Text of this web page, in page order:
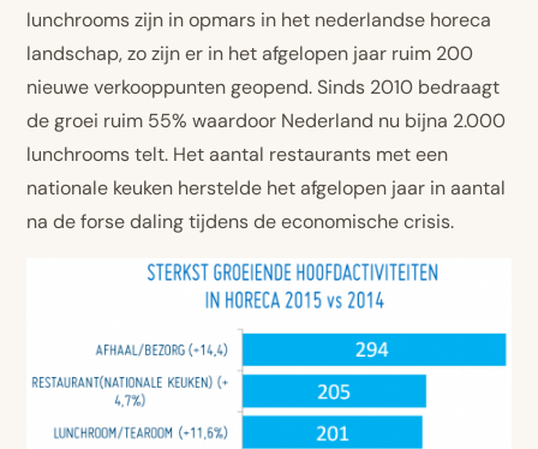
lunchrooms zijn in opmars in het nederlandse horeca
landschap, zo zijn er in het afgelopen jaar ruim 200
nieuwe verkooppunten geopend. Sinds 2010 bedraagt
de groei ruim 55% waardoor Nederland nu bijna 2.000
lunchrooms telt. Het aantal restaurants met een
nationale keuken herstelde het afgelopen jaar in aantal
na de forse daling tijdens de economische crisis.